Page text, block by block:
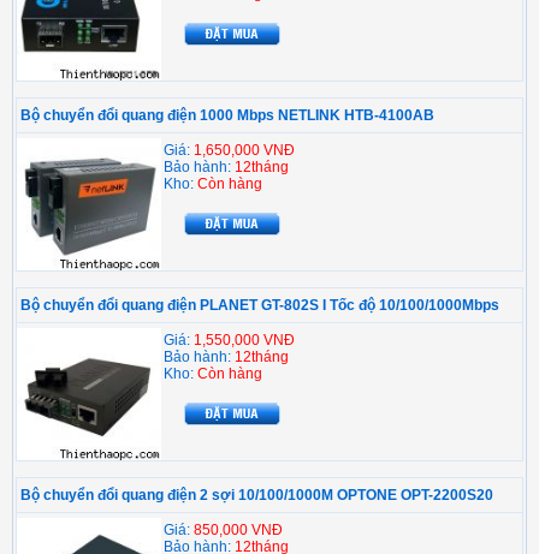
Bộ chuyển đổi quang điện 1000 Mbps NETLINK HTB-4100AB
Giá: 1,650,000 VNĐ
Bảo hành: 12tháng
Kho: Còn hàng
Bộ chuyển đổi quang điện PLANET GT-802S I Tốc độ 10/100/1000Mbps
Giá: 1,550,000 VNĐ
Bảo hành: 12tháng
Kho: Còn hàng
Bộ chuyển đổi quang điện 2 sợi 10/100/1000M OPTONE OPT-2200S20
Giá: 850,000 VNĐ
Bảo hành: 12tháng